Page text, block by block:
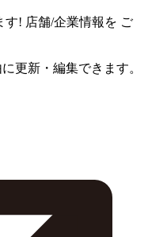
す! 店舗/企業情報を ご
更新・編集できます。